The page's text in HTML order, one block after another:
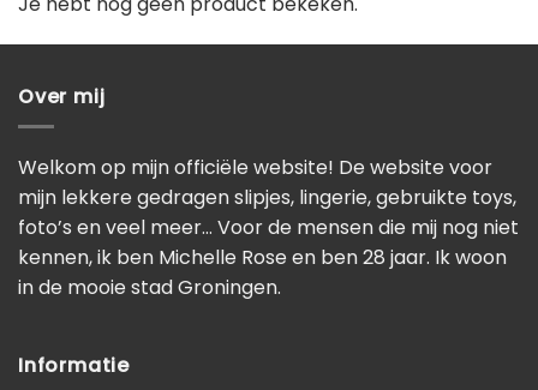
Over mij
Welkom op mijn officiële website! De website voor
mijn lekkere gedragen slipjes, lingerie, gebruikte toys,
foto’s en veel meer… Voor de mensen die mij nog niet
kennen, ik ben Michelle Rose en ben 28 jaar. Ik woon
in de mooie stad Groningen.
Informatie